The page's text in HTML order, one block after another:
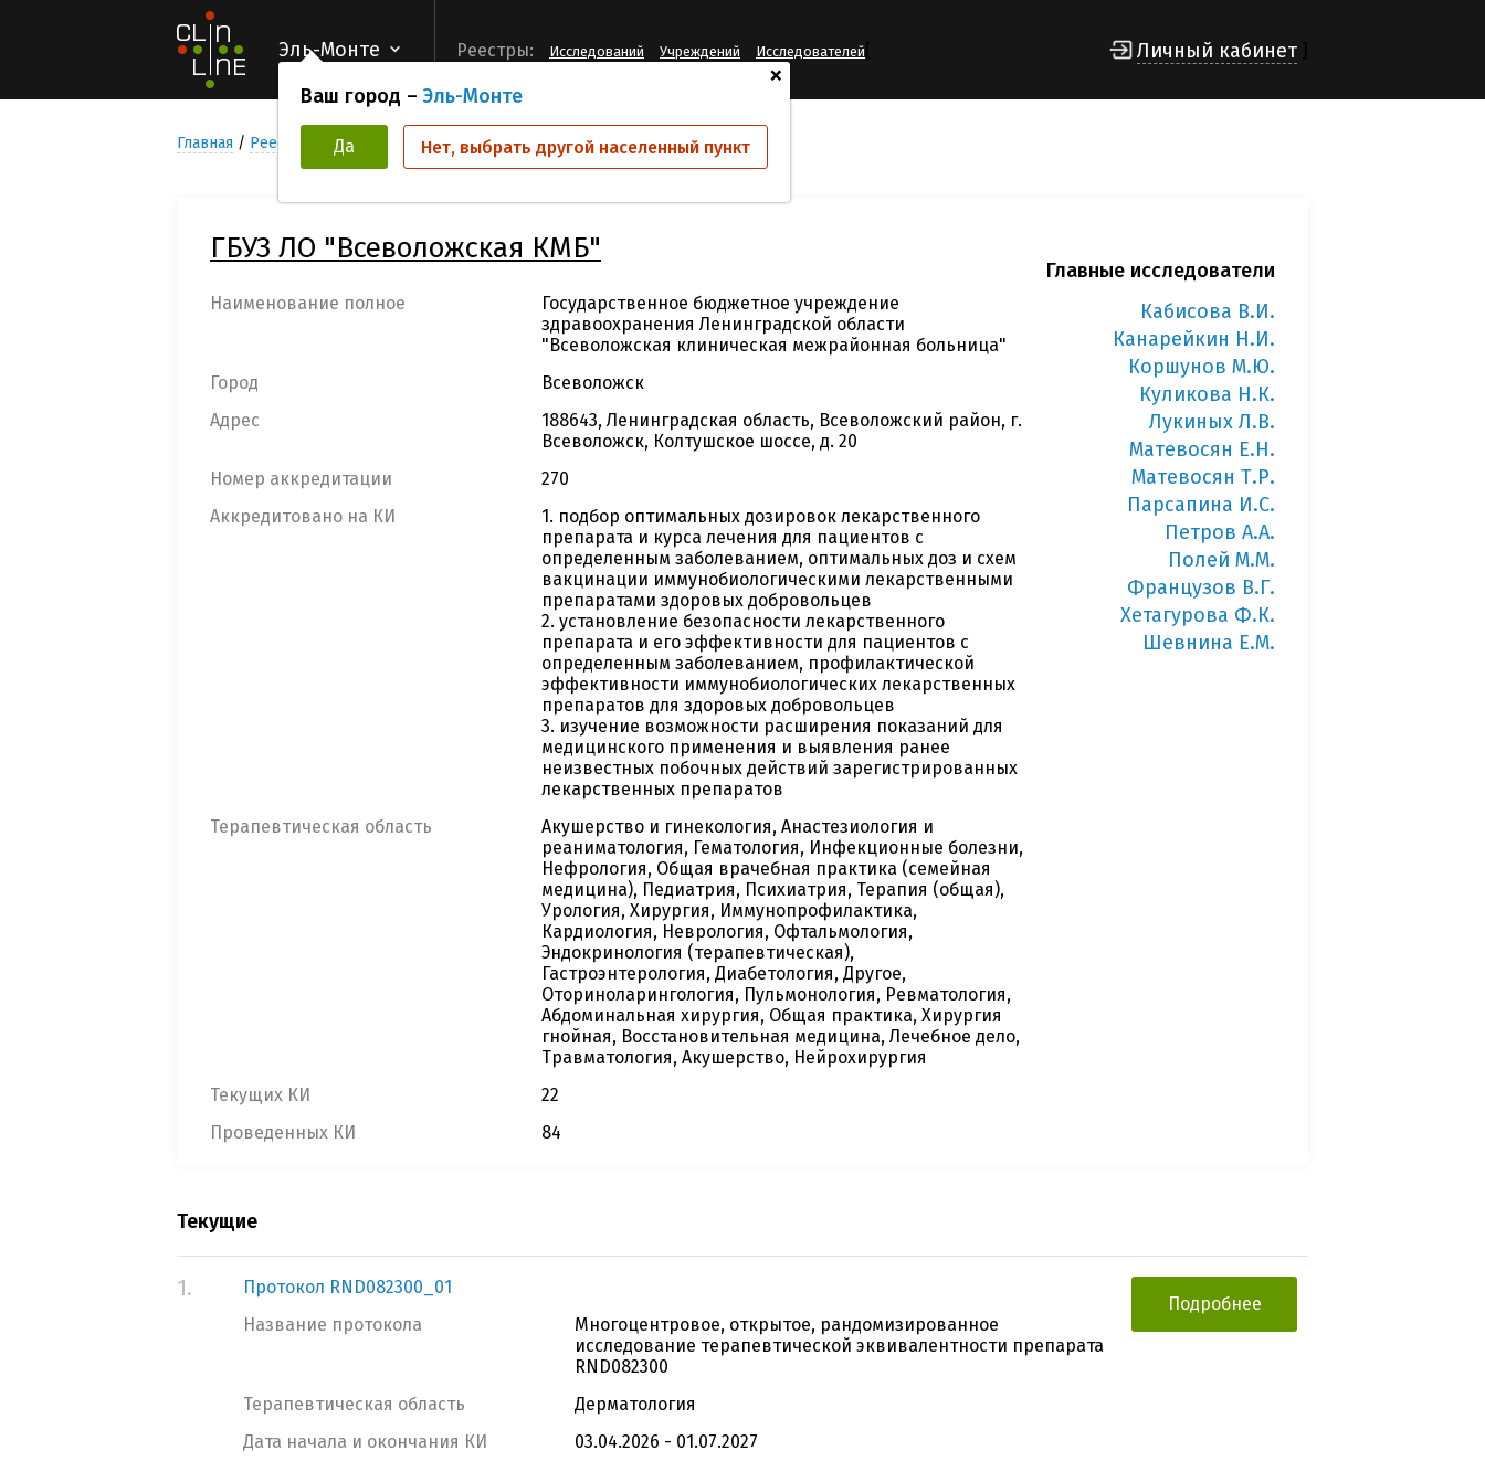
Эль-Монте
+
Ваш город – Эль-Монте
Да Нет, выбрать другой населенный пункт
Реестры: Исследований Учреждений Исследователей Личный кабинет
Главная Реестр Медицинских учреждений ГБУЗ ЛО "Всеволожская КМБ"
ГБУЗ ЛО "Всеволожская КМБ"
Наименование полное
Государственное бюджетное учреждение
здравоохранения Ленинградской области
"Всеволожская клиническая межрайонная больница"
Город
Всеволожск
Адрес
188643, Ленинградская область, Всеволожский район, г.
Всеволожск, Колтушское шоссе, д. 20
Номер аккредитации
270
Аккредитовано на КИ
1. подбор оптимальных дозировок лекарственного
препарата и курса лечения для пациентов с
определенным заболеванием, оптимальных доз и схем
вакцинации иммунобиологическими лекарственными
препаратами здоровых добровольцев
2. установление безопасности лекарственного
препарата и его эффективности для пациентов с
определенным заболеванием, профилактической
эффективности иммунобиологических лекарственных
препаратов для здоровых добровольцев
3. изучение возможности расширения показаний для
медицинского применения и выявления ранее
неизвестных побочных действий зарегистрированных
лекарственных препаратов
Терапевтическая область
Акушерство и гинекология, Анастезиология и
реаниматология, Гематология, Инфекционные болезни,
Нефрология, Общая врачебная практика (семейная
медицина), Педиатрия, Психиатрия, Терапия (общая),
Урология, Хирургия, Иммунопрофилактика,
Кардиология, Неврология, Офтальмология,
Эндокринология (терапевтическая),
Гастроэнтерология, Диабетология, Другое,
Оториноларингология, Пульмонология, Ревматология,
Абдоминальная хирургия, Общая практика, Хирургия
гнойная, Восстановительная медицина, Лечебное дело,
Травматология, Акушерство, Нейрохирургия
Текущих КИ
22
Проведенных КИ
84
Главные исследователи
Кабисова В.И.
Канарейкин Н.И.
Коршунов М.Ю.
Куликова Н.К.
Лукиных Л.В.
Матевосян Е.Н.
Матевосян Т.Р.
Парсапина И.С.
Петров А.А.
Полей М.М.
Французов В.Г.
Хетагурова Ф.К.
Шевнина Е.М.
Текущие
1.
Протокол RND082300_01
Название протокола
Многоцентровое, открытое, рандомизированное
исследование терапевтической эквивалентности препарата
RND082300
Терапевтическая область
Дерматология
Дата начала и окончания КИ
03.04.2026 - 01.07.2027
Подробнее